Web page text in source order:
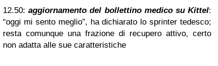
12.50: aggiornamento del bollettino medico su Kittel:
“oggi mi sento meglio”, ha dichiarato lo sprinter tedesco;
resta comunque una frazione di recupero attivo, certo
non adatta alle sue caratteristiche